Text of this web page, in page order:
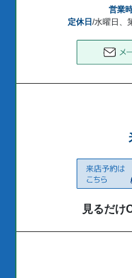
営業
定休日 /水曜日、
見るだけ